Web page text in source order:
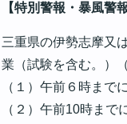
【特別警報・暴風警
三重県の伊勢志摩又
業（試験を含む。）
（１）午前６時まで
（２）午前10時まで